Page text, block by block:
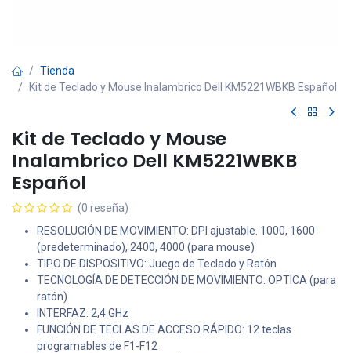
Tienda
Kit de Teclado y Mouse Inalambrico Dell KM5221WBKB Español
Kit de Teclado y Mouse
Inalambrico Dell KM5221WBKB
Español
(0 reseña)
RESOLUCIÓN DE MOVIMIENTO: DPI ajustable. 1000, 1600
(predeterminado), 2400, 4000 (para mouse)
TIPO DE DISPOSITIVO: Juego de Teclado y Ratón
TECNOLOGÍA DE DETECCIÓN DE MOVIMIENTO: OPTICA (para
ratón)
INTERFAZ: 2,4 GHz
FUNCIÓN DE TECLAS DE ACCESO RÁPIDO: 12 teclas
programables de F1-F12